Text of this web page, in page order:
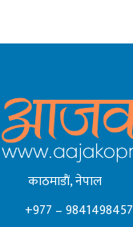
काठमाडाैं, नेपाल
+977 – 9841498457